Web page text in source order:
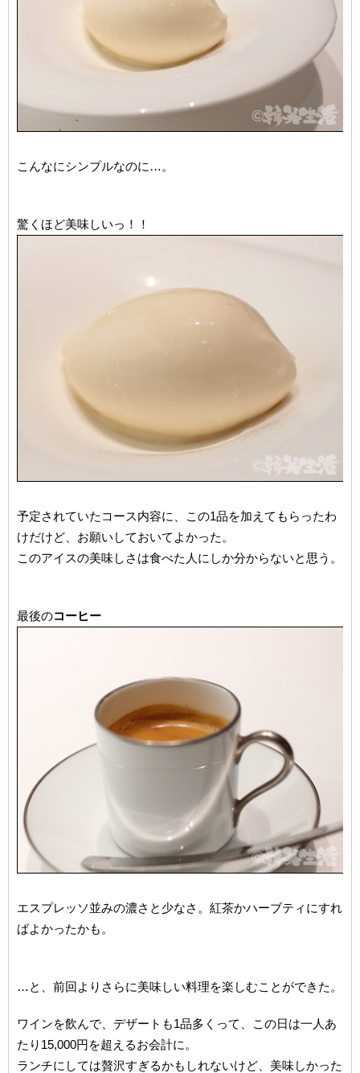
こんなにシンプルなのに…。
驚くほど美味しいっ！！
予定されていたコース内容に、この1品を加えてもらったわ
けだけど、お願いしておいてよかった。
このアイスの美味しさは食べた人にしか分からないと思う。
最後のコーヒー
エスプレッソ並みの濃さと少なさ。紅茶かハーブティにすれ
ばよかったかも。
…と、前回よりさらに美味しい料理を楽しむことができた。
ワインを飲んで、デザートも1品多くって、この日は一人あ
たり15,000円を超えるお会計に。
ランチにしては贅沢すぎるかもしれないけど、美味しかった